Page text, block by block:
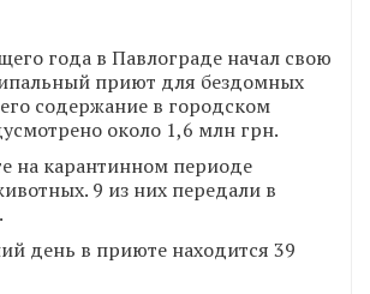
года в Павлограде начал свою
приют для бездомных
содержание в городском
около 1,6 млн грн.
на карантинном периоде
9 из них передали в
день в приюте находится 39